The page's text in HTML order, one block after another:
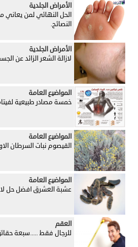
الأمراض الجلدية
الحل النهائي لمن
النصائح.
الأمراض الجلدية
لازالة الشعر الزائد عن
المواضيع العامة
خمسة مصادر طبيعية
المواضيع العامة
القيصوم نبات السرطان
المواضيع العامة
عشبة العشرق افضل حل
العقم
للرجال فقط .....سبعة